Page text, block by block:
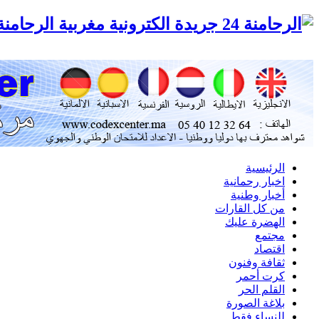
الرحامنة 24 جريدة
الرئيسية
اخبار رحمانية
أخبار وطنية
من كل القارات
الهضرة عليك
مجتمع
اقتصاد
ثقافة وفنون
كرت أحمر
القلم الحر
بلاغة الصورة
للنساء فقط